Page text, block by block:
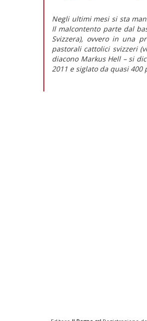
Negli ultimi mesi si sta
Il malcontento parte dal
Svizzera), ovvero in una
pastorali cattolici svizzeri
diacono Markus Hell – si
2011 e siglato da quasi 400